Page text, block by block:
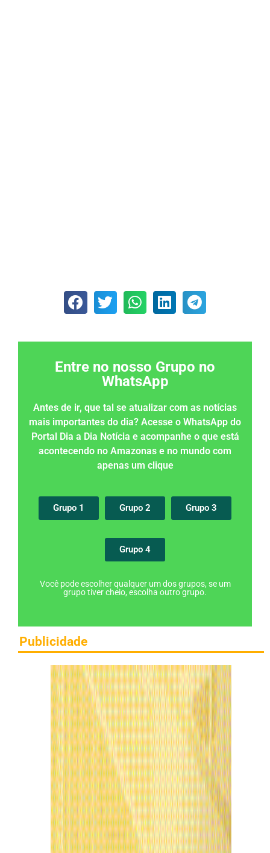
Entre no nosso Grupo no
WhatsApp
Antes de ir, que tal se atualizar com as notícias
mais importantes do dia? Acesse o WhatsApp do
Portal Dia a Dia Notícia e acompanhe o que está
acontecendo no Amazonas e no mundo com
apenas um clique
Grupo 1 Grupo 2 Grupo 3
Grupo 4
Você pode escolher qualquer um dos grupos, se um
grupo tiver cheio, escolha outro grupo.
Publicidade